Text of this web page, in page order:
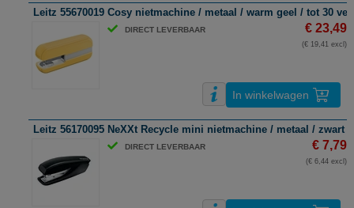
Leitz 55670019 Cosy nietmachine / metaal / warm geel / tot 30 vel
DIRECT LEVERBAAR € 23,49
(€ 19,41 excl)
In winkelwagen
Leitz 56170095 NeXXt Recycle mini nietmachine / metaal / zwart
DIRECT LEVERBAAR € 7,79
(€ 6,44 excl)